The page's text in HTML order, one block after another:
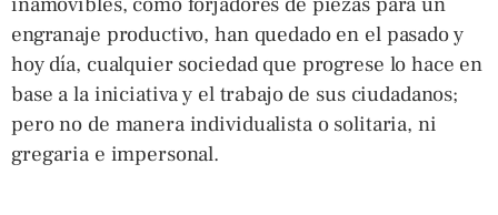
engranaje productivo, han quedado en el pasado y
hoy día, cualquier sociedad que progrese lo hace en
base a la iniciativa y el trabajo de sus ciudadanos;
pero no de manera individualista o solitaria, ni
gregaria e impersonal.